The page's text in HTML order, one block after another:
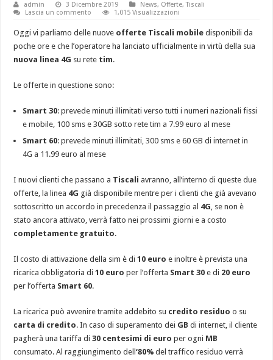
admin 3 Dicembre 2019 News, Offerte,Tiscali
Lascia un commento
1,015 Visualizzazioni
Oggi vi parliamo delle nuove offerte Tiscali mobile disponibili da
poche ore e che l’operatore ha lanciato ufficialmente in virtù della sua
nuova linea 4G su rete tim.
Le offerte in questione sono:
Smart 30: prevede minuti illimitati verso tutti i numeri nazionali fissi
e mobile, 100 sms e 30GB sotto rete tim a 7.99 euro al mese
Smart 60: prevede minuti illimitati, 300 sms e 60 GB di internet in
4G a 11.99 euro al mese
I nuovi clienti che passano a Tiscali avranno, all’interno di queste due
offerte, la linea 4G già disponibile mentre per i clienti che già avevano
sottoscritto un accordo in precedenza il passaggio al 4G, se non è
stato ancora attivato, verrà fatto nei prossimi giorni e a costo
completamente gratuito.
Il costo di attivazione della sim è di10 euro e inoltre è prevista una
ricarica obbligatoria di 10 euro per l’offerta Smart 30 e di 20 euro
per l’offerta Smart 60.
La ricarica può avvenire tramite addebito su credito residuo o su
carta di credito. In caso di superamento dei GB di internet, il cliente
pagherà una tariffa di30 centesimi di euro per ogni MB
consumato. Al raggiungimento dell‘80% del traffico residuo verrà